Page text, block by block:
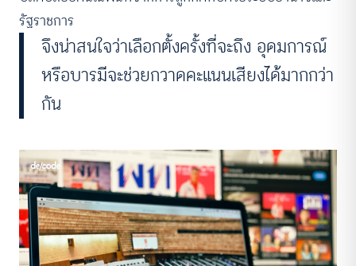
รัฐราชการ
จึงน่าสนใจว่าเลือกตั้งครั้งที่จะถึง อุดมการณ์
หรือบารมีจะช่วยกวาดคะแนนเสียงได้มากกว่า
กัน